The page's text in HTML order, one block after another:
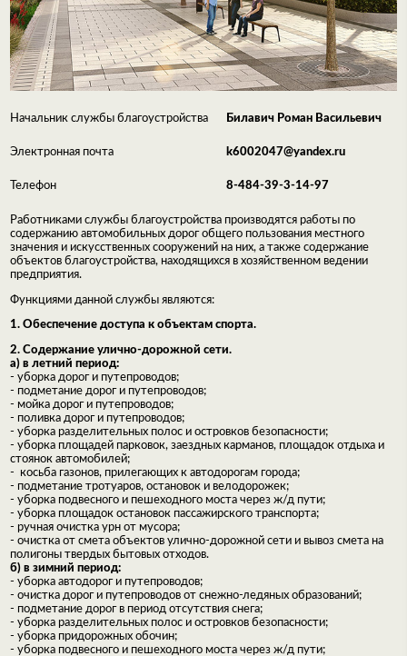
Начальник службы благоустройства Билавич Роман Васильевич
Электронная почта k6002047@yandex.ru
Телефон 8-484-39-3-14-97
Работниками службы благоустройства производятся работы по
содержанию автомобильных дорог общего пользования местного
значения и искусственных сооружений на них, а также содержание
объектов благоустройства, находящихся в хозяйственном ведении
предприятия.
Функциями данной службы являются:
1. Обеспечение доступа к объектам спорта.
2. Содержание улично-дорожной сети.
а) в летний период:
- уборка дорог и путепроводов;
- подметание дорог и путепроводов;
- мойка дорог и путепроводов;
- поливка дорог и путепроводов;
- уборка разделительных полос и островков безопасности;
- уборка площадей парковок, заездных карманов, площадок отдыха и
стоянок автомобилей;
- косьба газонов, прилегающих к автодорогам города;
- подметание тротуаров, остановок и велодорожек;
- уборка подвесного и пешеходного моста через ж/д пути;
- уборка площадок остановок пассажирского транспорта;
- ручная очистка урн от мусора;
- очистка от смета объектов улично-дорожной сети и вывоз смета на
полигоны твердых бытовых отходов.
б) в зимний период:
- уборка автодорог и путепроводов;
- очистка дорог и путепроводов от снежно-ледяных образований;
- подметание дорог в период отсутствия снега;
- уборка разделительных полос и островков безопасности;
- уборка придорожных обочин;
- уборка подвесного и пешеходного моста через ж/д пути;